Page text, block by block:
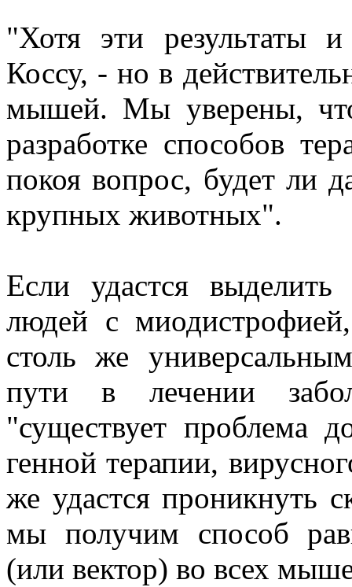
"Хотя эти результаты
Коссу, - но в
мышей. Мы уверены,
разработке способов
покоя вопрос, будет ли
крупных животных".
Если удастся
людей с
столь же
пути в лечении
"существует проблема
генной терапии,
же удастся проникнуть
мы получим способ
(или вектор) во всех